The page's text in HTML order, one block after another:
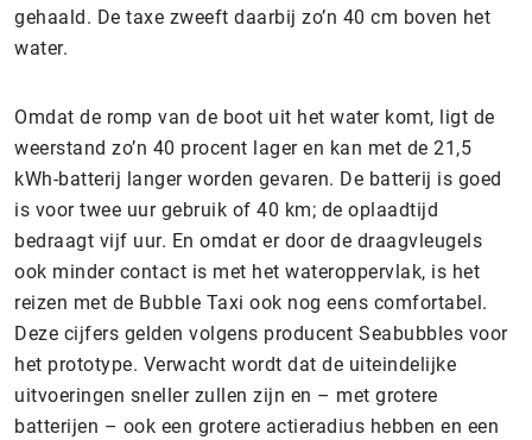
gehaald. De taxe zweeft daarbij zo’n 40 cm boven het
water.
Omdat de romp van de boot uit het water komt, ligt de
weerstand zo’n 40 procent lager en kan met de 21,5
kWh-batterij langer worden gevaren. De batterij is goed
is voor twee uur gebruik of 40 km; de oplaadtijd
bedraagt vijf uur. En omdat er door de draagvleugels
ook minder contact is met het wateroppervlak, is het
reizen met de Bubble Taxi ook nog eens comfortabel.
Deze cijfers gelden volgens producent Seabubbles voor
het prototype. Verwacht wordt dat de uiteindelijke
uitvoeringen sneller zullen zijn en – met grotere
batterijen – ook een grotere actieradius hebben en een